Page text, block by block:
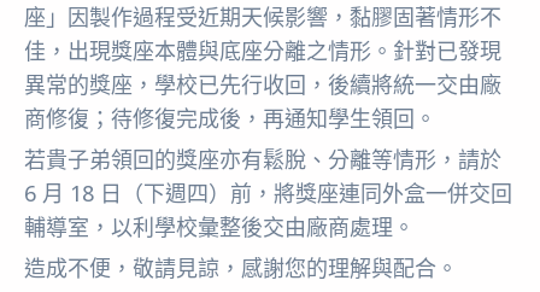
座」因製作過程受近期天候影響，黏膠固著情形不
佳，出現獎座本體與底座分離之情形。針對已發現
異常的獎座，學校已先行收回，後續將統一交由廠
商修復；待修復完成後，再通知學生領回。
若貴子弟領回的獎座亦有鬆脫、分離等情形，請於
6 月 18 日（下週四）前，將獎座連同外盒一併交回
輔導室，以利學校彙整後交由廠商處理。
造成不便，敬請見諒，感謝您的理解與配合。